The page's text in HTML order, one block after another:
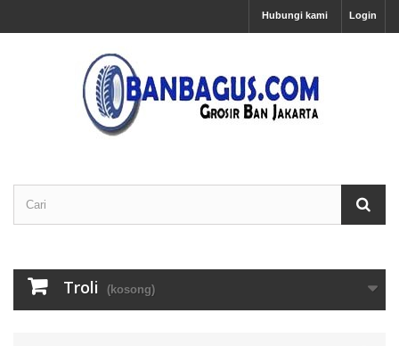
Login
Hubungi kami
Troli (kosong)